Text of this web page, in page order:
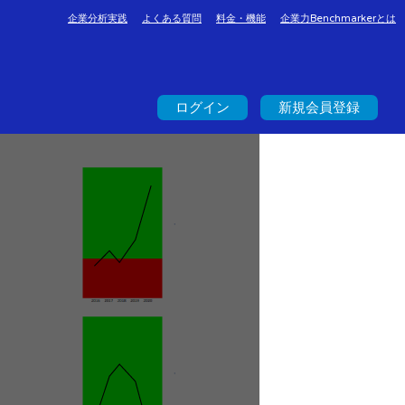
企業分析実践 よくある質問 料金・機能 企業力Benchmarkerとは
ログイン 新規会員登録